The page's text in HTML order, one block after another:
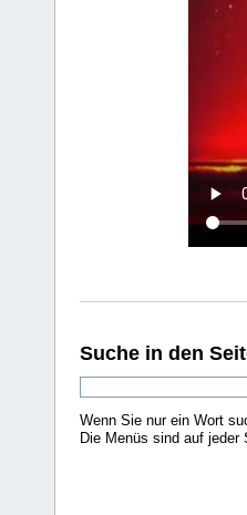
Suche in den
Wenn Sie nur ein Wort
Die Menüs sind auf jeder